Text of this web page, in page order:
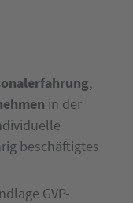
,
in der
beschäftigtes
GVP-